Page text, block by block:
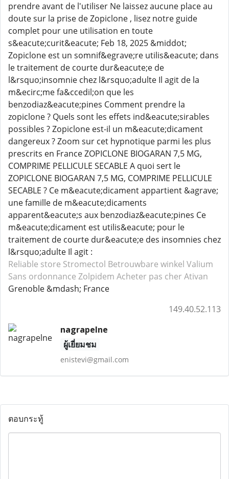
prendre avant de l'utiliser Ne laissez aucune place au
doute sur la prise de Zopiclone , lisez notre guide
complet pour une utilisation en toute
s&eacute;curit&eacute; Feb 18, 2025 &middot;
Zopiclone est un somnif&egrave;re utilis&eacute; dans
le traitement de courte dur&eacute;e de
l&rsquo;insomnie chez l&rsquo;adulte Il agit de la
m&ecirc;me fa&ccedil;on que les
benzodiaz&eacute;pines Comment prendre la
zopiclone ? Quels sont les effets ind&eacute;sirables
possibles ? Zopiclone est-il un m&eacute;dicament
dangereux ? Zoom sur cet hypnotique parmi les plus
prescrits en France ZOPICLONE BIOGARAN 7,5 MG,
COMPRIME PELLICULE SECABLE A quoi sert le
ZOPICLONE BIOGARAN 7,5 MG, COMPRIME PELLICULE
SECABLE ? Ce m&eacute;dicament appartient &agrave;
une famille de m&eacute;dicaments
apparent&eacute;s aux benzodiaz&eacute;pines Ce
m&eacute;dicament est utilis&eacute; pour le
traitement de courte dur&eacute;e des insomnies chez
l&rsquo;adulte Il agit :
Reliable store Stromectol Betrouwbare winkel Valium
Sans ordonnance Zolpidem Acheter pas cher Ativan
Grenoble &mdash; France
149.40.52.113
nagrapelne
ผู้เยี่ยมชม
enistevi@gmail.com
ตอบกระทู้